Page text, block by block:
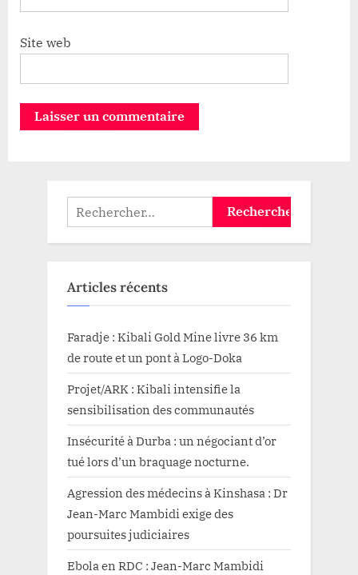
Site web
Rechercher :
Articles récents
Faradje : Kibali Gold Mine livre 36 km
de route et un pont à Logo-Doka
Projet/ARK : Kibali intensifie la
sensibilisation des communautés
Insécurité à Durba : un négociant d’or
tué lors d’un braquage nocturne.
Agression des médecins à Kinshasa : Dr
Jean-Marc Mambidi exige des
poursuites judiciaires
Ebola en RDC : Jean-Marc Mambidi